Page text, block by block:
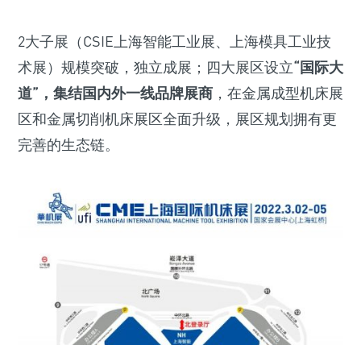
2大子展（CSIE上海智能工业展、上海模具工业技
术展）规模突破，独立成展；四大展区设立“国际大
道”，集结国内外一线品牌展商 ，在金属成型机床展
区和金属切削机床展区全面升级，展区规划拥有更
完善的生态链。